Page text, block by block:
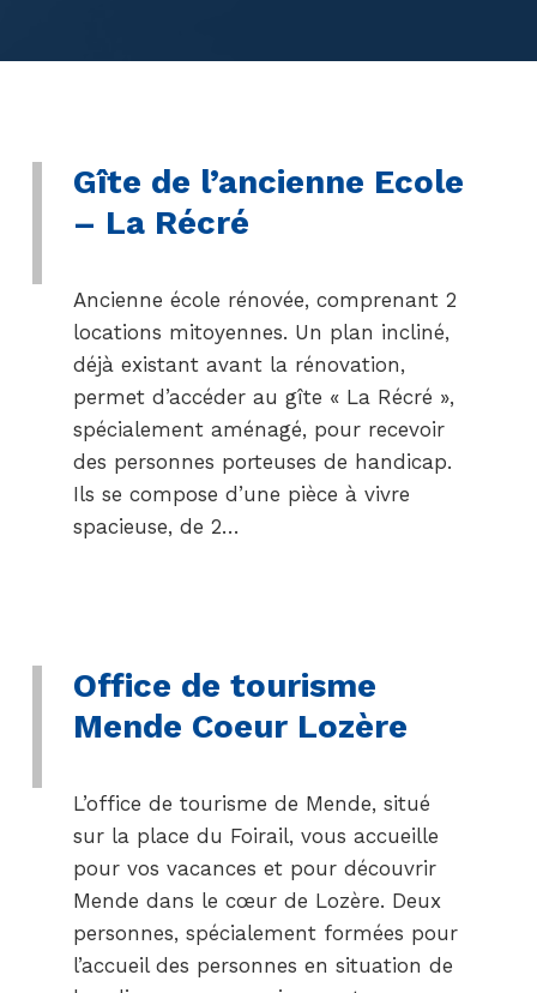
Gîte de l’ancienne Ecole
– La Récré
Ancienne école rénovée, comprenant 2
locations mitoyennes. Un plan incliné,
déjà existant avant la rénovation,
permet d’accéder au gîte « La Récré »,
spécialement aménagé, pour recevoir
des personnes porteuses de handicap.
Ils se compose d’une pièce à vivre
spacieuse, de 2…
Office de tourisme
Mende Coeur Lozère
L’office de tourisme de Mende, situé
sur la place du Foirail, vous accueille
pour vos vacances et pour découvrir
Mende dans le cœur de Lozère. Deux
personnes, spécialement formées pour
l’accueil des personnes en situation de